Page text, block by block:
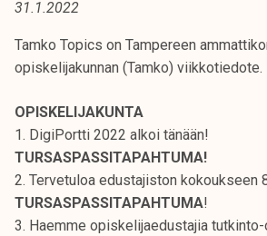
t
i
r
k
e
a
k
o
31.1.2022
Tamko Topics on Tampereen
opiskelijakunnan (Tamko) viikkotiedote.
OPISKELIJAKUNTA
1. DigiPortti 2022 alkoi tänään!
TURSASPASSITAPAHTUMA!
2. Tervetuloa edustajiston kokoukseen
TURSASPASSITAPAHTUMA!
3. Haemme opiskelijaedustajia